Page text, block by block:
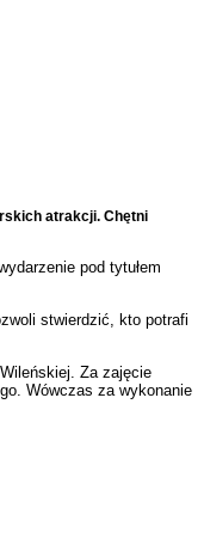
atrakcji. Chętni
pod tytułem
stwierdzić, kto potrafi
Za zajęcie
Wówczas za wykonanie